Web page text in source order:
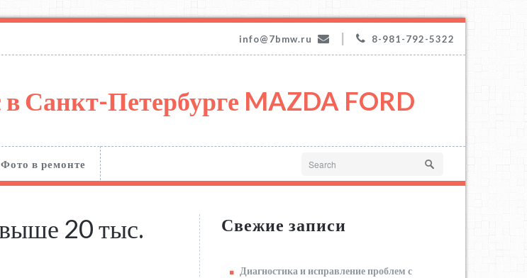
info@7bmw.ru 8-981-792-5322
Санкт-Петербурге MAZDA FORD
Фото в ремонте
20 тыс.
Свежие записи
Диагностика и исправление проблем с